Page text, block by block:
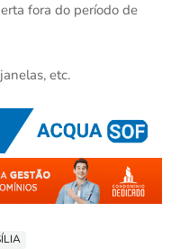
fora do período de
etc.